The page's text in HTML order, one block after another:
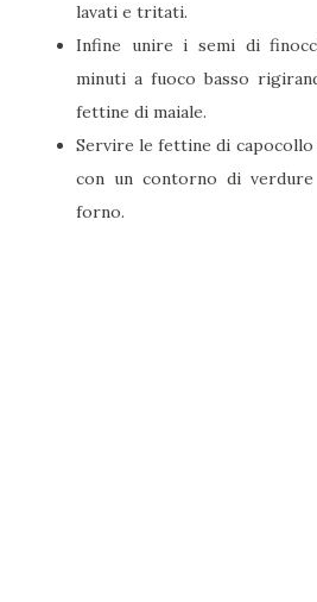
lavati e tritati.
Infine unire i semi di
minuti a fuoco basso
fettine di maiale.
Servire le fettine di capocollo
con un contorno di
forno.